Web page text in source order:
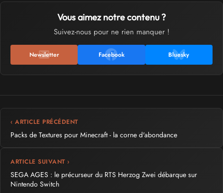
Vous aimez notre contenu ?
Suivez-nous pour ne rien manquer !
Newsletter Facebook Bluesky
‹ ARTICLE PRÉCÉDENT
Packs de Textures pour Minecraft - la corne d'abondance
ARTICLE SUIVANT ›
SEGA AGES : le précurseur du RTS Herzog Zwei débarque sur
Nintendo Switch